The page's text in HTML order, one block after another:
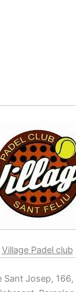
Village Padel club
Sant Josep,